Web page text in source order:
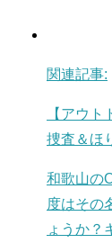
関連記事:
【アウ
捜査＆ほ
和歌山の
度はその
ょうか？